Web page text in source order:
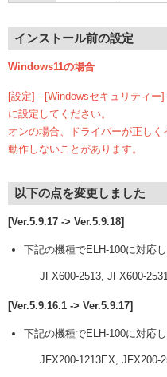
インストール前の設定
Windows11の場合
[設定] - [Windowsセキュリティ
に設定してください。
オンの場合、ドライバーが正し
動作しないことがあります。
以下の点を変更しました
[Ver.5.9.17 -> Ver.5.9.18]
下記の機種でELH-100に対応し
JFX600-2513, JFX600-
[Ver.5.9.16.1 -> Ver.5.9.17]
下記の機種でELH-100に対応し
JFX200-1213EX, JFX200-